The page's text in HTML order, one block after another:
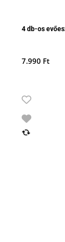
4 db-os
7.990 Ft